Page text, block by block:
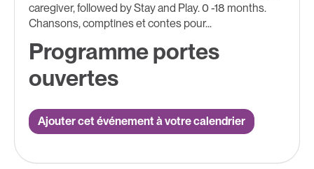
caregiver, followed by Stay and Play. 0 -18 months. ​
Chansons, comptines et contes pour...
Programme portes
ouvertes
Ajouter cet événement à votre calendrier